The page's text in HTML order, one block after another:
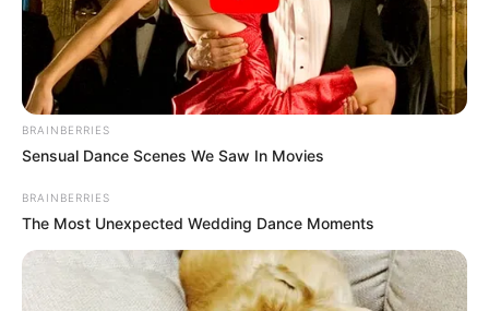
BRAINBERRIES
Sensual Dance Scenes We Saw In Movies
BRAINBERRIES
The Most Unexpected Wedding Dance Moments